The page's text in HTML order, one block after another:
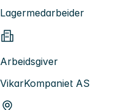
Lagermedarbeider
Arbeidsgiver
VikarKompaniet AS